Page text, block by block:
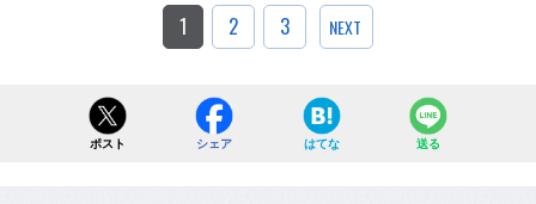
1 2 3 NEXT
ポスト シェア はてな 送る